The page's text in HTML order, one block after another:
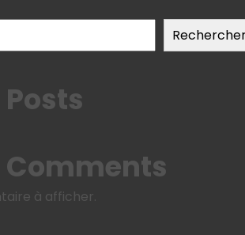
Comments
à afficher.